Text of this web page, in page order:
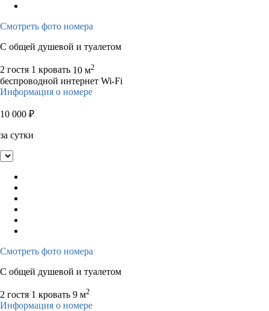
Смотреть фото номера
С общей душевой и туалетом
2 гостя 1 кровать 10 м2
беспроводной интернет Wi-Fi
Информация о номере
10 000 ₽
за сутки
Смотреть фото номера
С общей душевой и туалетом
2 гостя 1 кровать 9 м2
Информация о номере